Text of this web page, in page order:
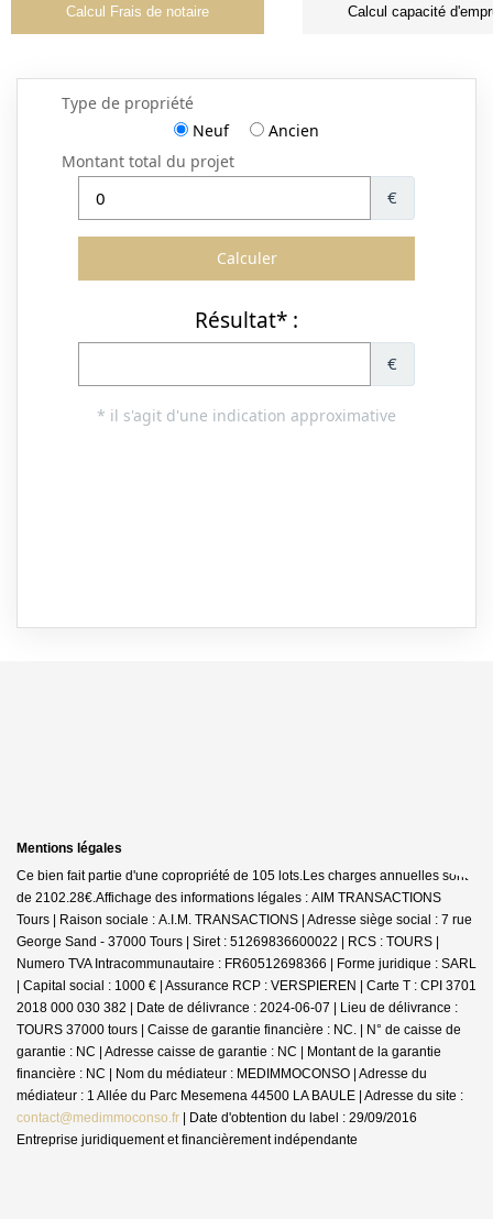
Calcul Frais de notaire Calcul capacité
Mentions légales
Ce bien fait partie d'une copropriété de 105 lots.Les charges annuelles sont
de 2102.28€.Affichage des informations légales : AIM TRANSACTIONS
Tours | Raison sociale : A.I.M. TRANSACTIONS | Adresse siège social : 7 rue
George Sand - 37000 Tours | Siret : 51269836600022 | RCS : TOURS |
Numero TVA Intracommunautaire : FR60512698366 | Forme juridique : SARL
| Capital social : 1000 € | Assurance RCP : VERSPIEREN | Carte T : CPI 3701
2018 000 030 382 | Date de délivrance : 2024-06-07 | Lieu de délivrance :
TOURS 37000 tours | Caisse de garantie financière : NC. | N° de caisse de
garantie : NC | Adresse caisse de garantie : NC | Montant de la garantie
financière : NC | Nom du médiateur : MEDIMMOCONSO | Adresse du
médiateur : 1 Allée du Parc Mesemena 44500 LA BAULE | Adresse du site :
contact@medimmoconso.fr | Date d'obtention du label : 29/09/2016
Entreprise juridiquement et financièrement indépendante